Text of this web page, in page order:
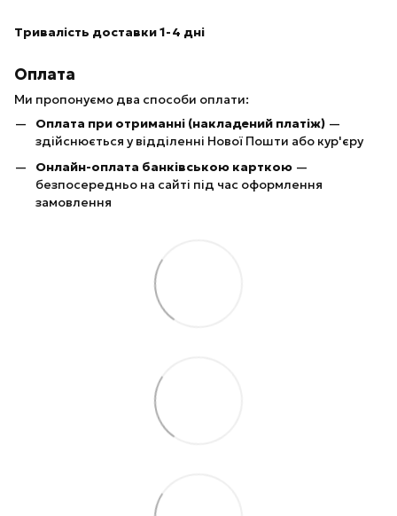
Тривалість доставки 1-4 дні
Оплата
Ми пропонуємо два способи оплати:
Оплата при отриманні (накладений платіж) —
здійснюється у відділенні Нової Пошти або кур'єру
Онлайн-оплата банківською карткою —
безпосередньо на сайті під час оформлення
замовлення